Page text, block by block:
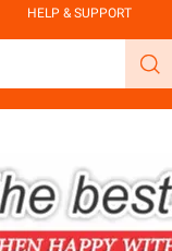
HELP & SUPPORT